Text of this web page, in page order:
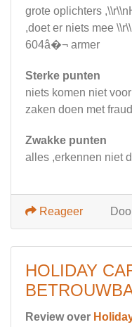
grote oplichters
,doet er niets mee
604â�¬ armer
Sterke punten
niets komen niet
zaken doen met
Zwakke punten
alles ,erkennen niet
Reageer
HOLIDAY
Review over